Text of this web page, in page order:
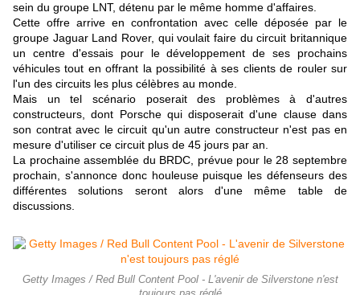
sein du groupe LNT, détenu par le même homme d'affaires.
Cette offre arrive en confrontation avec celle déposée par le
groupe Jaguar Land Rover, qui voulait faire du circuit britannique
un centre d'essais pour le développement de ses prochains
véhicules tout en offrant la possibilité à ses clients de rouler sur
l'un des circuits les plus célèbres au monde.
Mais un tel scénario poserait des problèmes à d'autres
constructeurs, dont Porsche qui disposerait d'une clause dans
son contrat avec le circuit qu'un autre constructeur n'est pas en
mesure d'utiliser ce circuit plus de 45 jours par an.
La prochaine assemblée du BRDC, prévue pour le 28 septembre
prochain, s'annonce donc houleuse puisque les défenseurs des
différentes solutions seront alors d'une même table de
discussions.
Getty Images / Red Bull Content Pool - L'avenir de Silverstone n'est